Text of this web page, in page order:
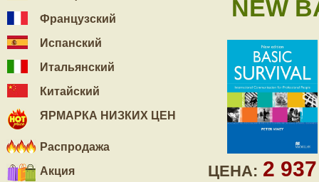
Французский
Испанский
Итальянский
Китайский
ЯРМАРКА НИЗКИХ ЦЕН
Распродажа
Акция
NEW
ЦЕНА: 2